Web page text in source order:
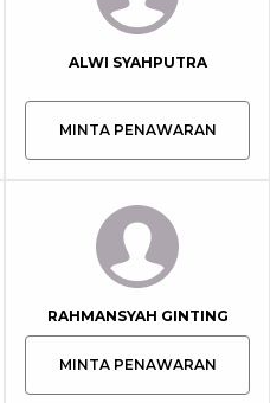
ALWI SYAHPUTRA
MINTA PENAWARAN
RAHMANSYAH GINTING
MINTA PENAWARAN